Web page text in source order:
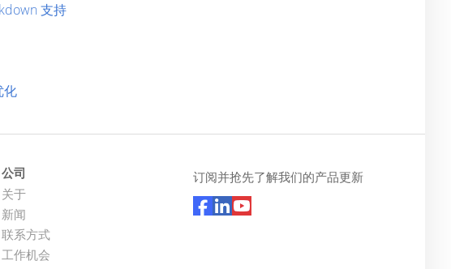
支持
化
公司
关于
新闻
联系方式
工作机会
订阅并抢先了解我们的产品更新